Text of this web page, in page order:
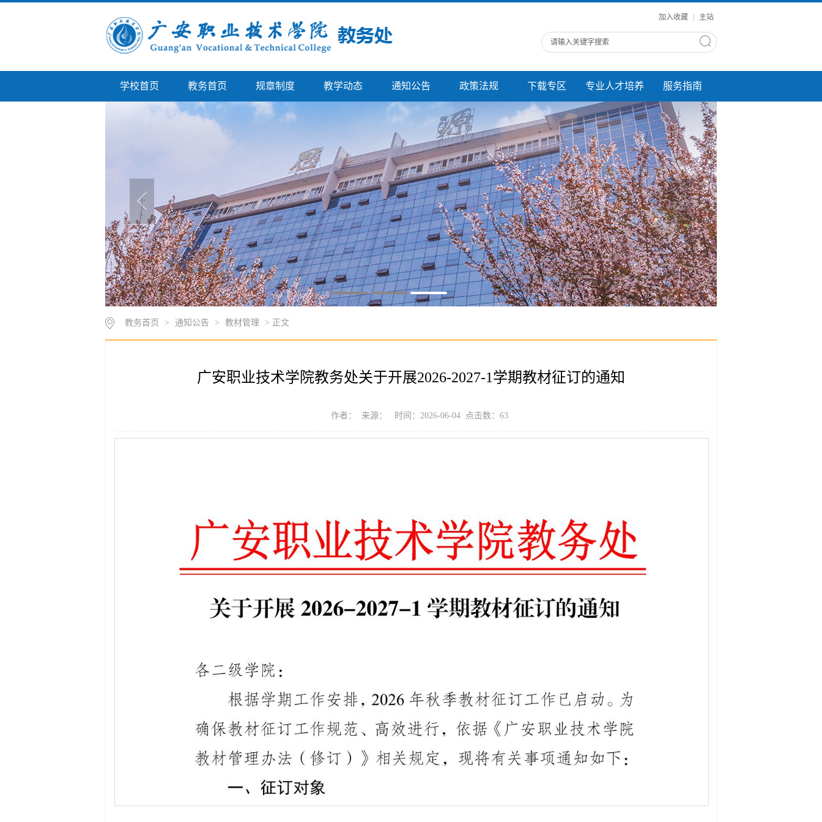
加入收藏 主站
学校首页 教务首页 规章制度 教学动态 通知公告 政策法规 下载专区 专业人才培养 服务指南
教务首页 > 通知公告 > 教材管理 > 正文
广安职业技术学院教务处关于开展2026-2027-1学期教材征订的通知
作者： 来源： 时间：2026-06-04 点击数： 63